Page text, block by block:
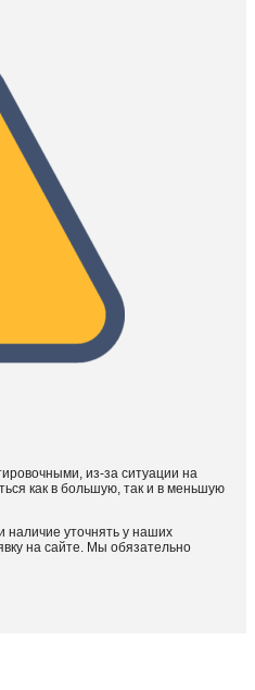
из-за ситуации на
как в большую, так и в меньшую
наличие уточнять у наших
на сайте. Мы обязательно